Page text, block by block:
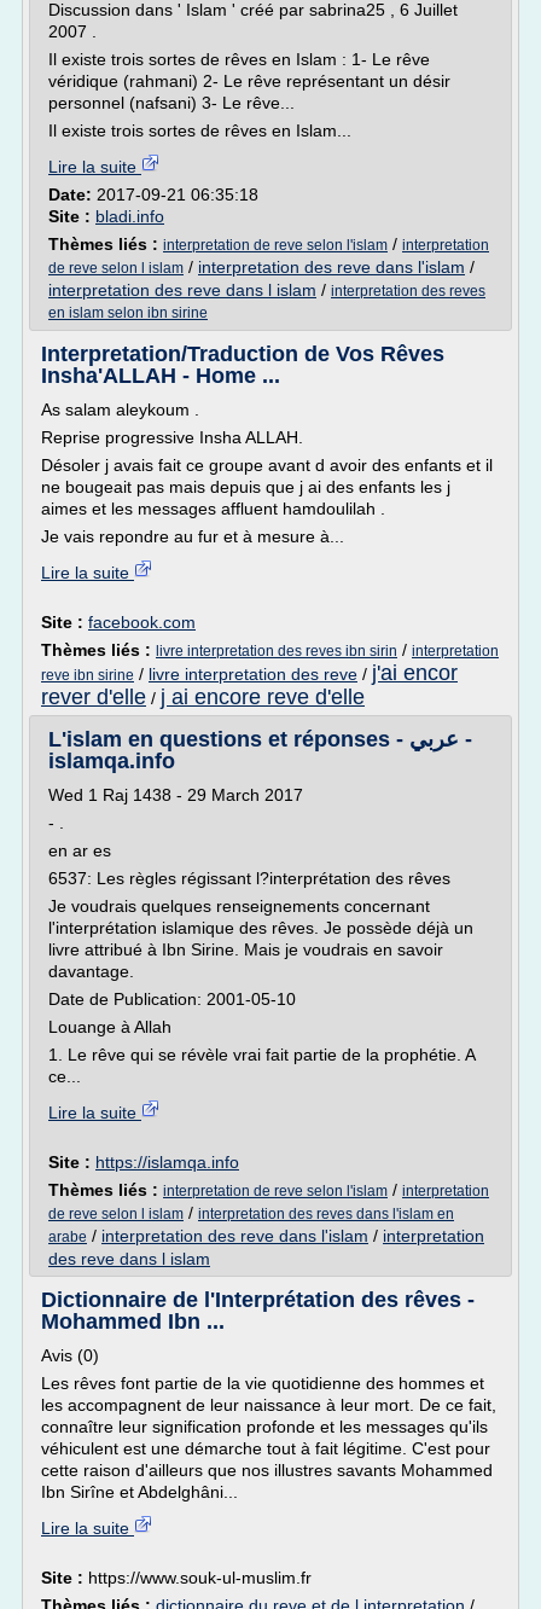
Discussion dans ' Islam ' créé par sabrina25 , 6 Juillet
2007 .
Il existe trois sortes de rêves en Islam : 1- Le rêve
véridique (rahmani) 2- Le rêve représentant un désir
personnel (nafsani) 3- Le rêve...
Il existe trois sortes de rêves en Islam...
Lire la suite
Date: 2017-09-21 06:35:18
Site : bladi.info
Thèmes liés : interpretation de reve selon l'islam / interpretation
de reve selon l islam / interpretation des reve dans l'islam /
interpretation des reve dans l islam / interpretation des reves
en islam selon ibn sirine
Interpretation/Traduction de Vos Rêves
Insha'ALLAH - Home ...
As salam aleykoum .
Reprise progressive Insha ALLAH.
Désoler j avais fait ce groupe avant d avoir des enfants et il
ne bougeait pas mais depuis que j ai des enfants les j
aimes et les messages affluent hamdoulilah .
Je vais repondre au fur et à mesure à...
Lire la suite
Site : facebook.com
Thèmes liés : livre interpretation des reves ibn sirin / interpretation
reve ibn sirine / livre interpretation des reve / j'ai encor
rever d'elle / j ai encore reve d'elle
L'islam en questions et réponses - عربي -
islamqa.info
Wed 1 Raj 1438 - 29 March 2017
- .
en ar es
6537: Les règles régissant l?interprétation des rêves
Je voudrais quelques renseignements concernant
l'interprétation islamique des rêves. Je possède déjà un
livre attribué à Ibn Sirine. Mais je voudrais en savoir
davantage.
Date de Publication: 2001-05-10
Louange à Allah
1. Le rêve qui se révèle vrai fait partie de la prophétie. A
ce...
Lire la suite
Site : https://islamqa.info
Thèmes liés : interpretation de reve selon l'islam / interpretation
de reve selon l islam / interpretation des reves dans l'islam en
arabe / interpretation des reve dans l'islam / interpretation
des reve dans l islam
Dictionnaire de l'Interprétation des rêves -
Mohammed Ibn ...
Avis (0)
Les rêves font partie de la vie quotidienne des hommes et
les accompagnent de leur naissance à leur mort. De ce fait,
connaître leur signification profonde et les messages qu'ils
véhiculent est une démarche tout à fait légitime. C'est pour
cette raison d'ailleurs que nos illustres savants Mohammed
Ibn Sirîne et Abdelghâni...
Lire la suite
Site : https://www.souk-ul-muslim.fr